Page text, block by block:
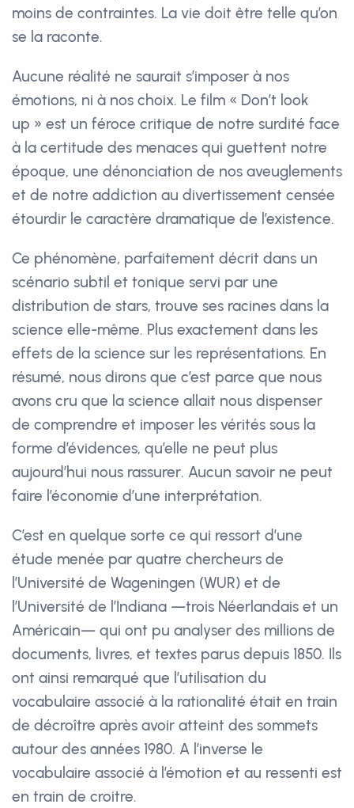
moins de contraintes. La vie doit être telle qu’on
se la raconte.
Aucune réalité ne saurait s’imposer à nos
émotions, ni à nos choix. Le film « Don’t look
up » est un féroce critique de notre surdité face
à la certitude des menaces qui guettent notre
époque, une dénonciation de nos aveuglements
et de notre addiction au divertissement censée
étourdir le caractère dramatique de l’existence.
Ce phénomène, parfaitement décrit dans un
scénario subtil et tonique servi par une
distribution de stars, trouve ses racines dans la
science elle-même. Plus exactement dans les
effets de la science sur les représentations. En
résumé, nous dirons que c’est parce que nous
avons cru que la science allait nous dispenser
de comprendre et imposer les vérités sous la
forme d’évidences, qu’elle ne peut plus
aujourd’hui nous rassurer. Aucun savoir ne peut
faire l’économie d’une interprétation.
C’est en quelque sorte ce qui ressort d’une
étude menée par quatre chercheurs de
l’Université de Wageningen (WUR) et de
l’Université de l’Indiana —trois Néerlandais et un
Américain— qui ont pu analyser des millions de
documents, livres, et textes parus depuis 1850. Ils
ont ainsi remarqué que l’utilisation du
vocabulaire associé à la rationalité était en train
de décroître après avoir atteint des sommets
autour des années 1980. A l’inverse le
vocabulaire associé à l’émotion et au ressenti est
en train de croitre.